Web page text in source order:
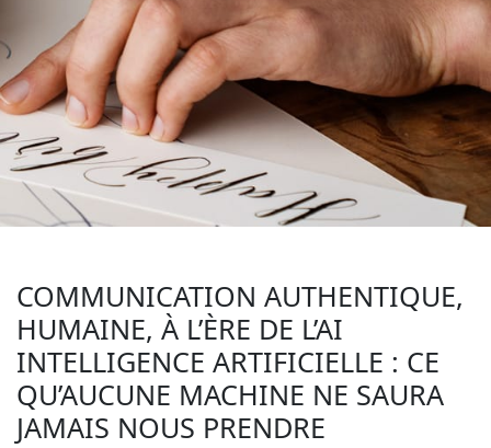
COMMUNICATION AUTHENTIQUE,
HUMAINE, À L’ÈRE DE L’AI
INTELLIGENCE ARTIFICIELLE : CE
QU’AUCUNE MACHINE NE SAURA
JAMAIS NOUS PRENDRE